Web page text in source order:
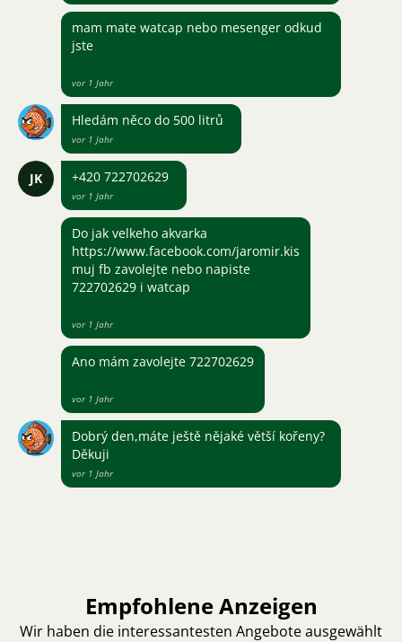
mam mate watcap nebo mesenger odkud
jste
vor 1 Jahr
Hledám něco do 500 litrů
vor 1 Jahr
JK +420 722702629
vor 1 Jahr
Do jak velkeho akvarka
https://www.facebook.com/jaromir.kis
muj fb zavolejte nebo napiste
722702629 i watcap
vor 1 Jahr
Ano mám zavolejte 722702629
vor 1 Jahr
Dobrý den,máte ještě nějaké větší kořeny?
Děkuji
vor 1 Jahr
Empfohlene Anzeigen
Wir haben die interessantesten Angebote ausgewählt